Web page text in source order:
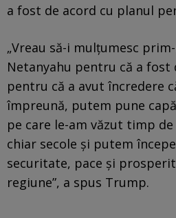
a fost de acord cu planul
„Vreau să-i mulțumesc
Netanyahu pentru că a fost
pentru că a avut încredere
împreună, putem pune
pe care le-am văzut timp
chiar secole și putem
securitate, pace și
regiune”, a spus Trump.